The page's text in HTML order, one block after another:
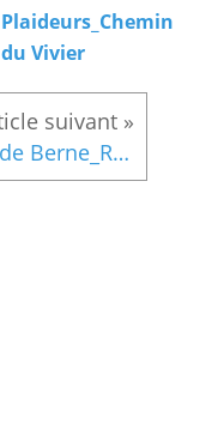
Plaideurs_Chemin
du Vivier
carrefour_Route de Berne_Route d'Humières